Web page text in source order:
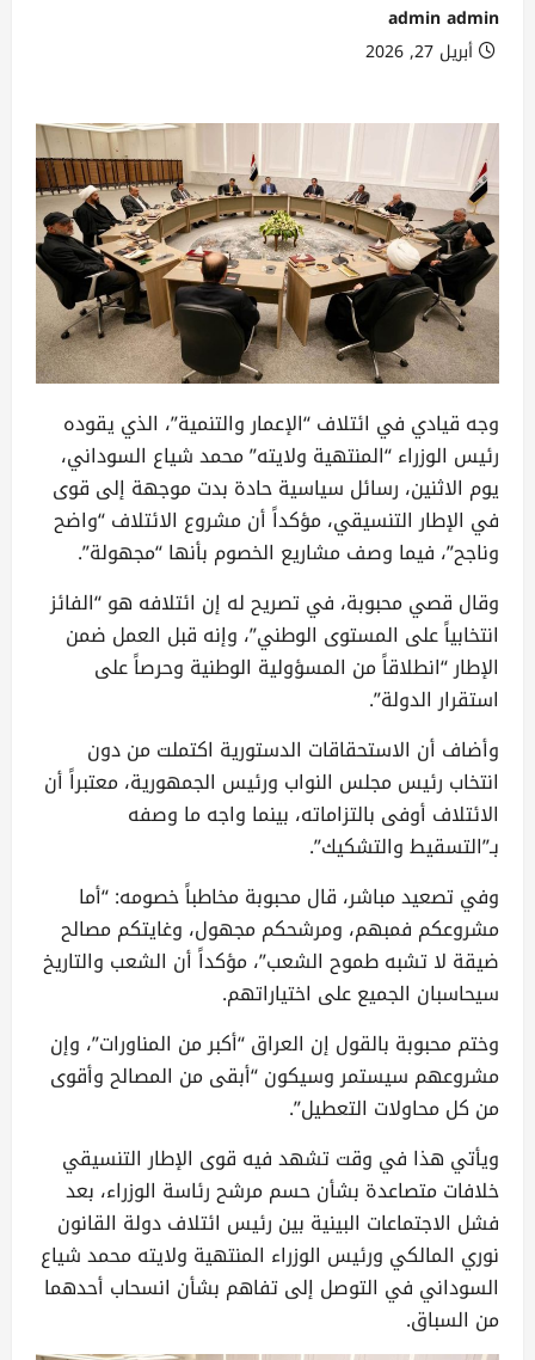
admin admin
أبريل 27, 2026
وجه قيادي في ائتلاف “الإعمار والتنمية”، الذي يقوده
رئيس الوزراء “المنتهية ولايته” محمد شياع السوداني،
يوم الاثنين، رسائل سياسية حادة بدت موجهة إلى قوى
في الإطار التنسيقي، مؤكداً أن مشروع الائتلاف “واضح
وناجح”، فيما وصف مشاريع الخصوم بأنها “مجهولة”.
وقال قصي محبوبة، في تصريح له إن ائتلافه هو “الفائز
انتخابياً على المستوى الوطني”، وإنه قبل العمل ضمن
الإطار “انطلاقاً من المسؤولية الوطنية وحرصاً على
استقرار الدولة”.
وأضاف أن الاستحقاقات الدستورية اكتملت من دون
انتخاب رئيس مجلس النواب ورئيس الجمهورية، معتبراً أن
الائتلاف أوفى بالتزاماته، بينما واجه ما وصفه
بـ”التسقيط والتشكيك”.
وفي تصعيد مباشر، قال محبوبة مخاطباً خصومه: “أما
مشروعكم فمبهم، ومرشحكم مجهول، وغايتكم مصالح
ضيقة لا تشبه طموح الشعب”، مؤكداً أن الشعب والتاريخ
سيحاسبان الجميع على اختياراتهم.
وختم محبوبة بالقول إن العراق “أكبر من المناورات”، وإن
مشروعهم سيستمر وسيكون “أبقى من المصالح وأقوى
من كل محاولات التعطيل”.
ويأتي هذا في وقت تشهد فيه قوى الإطار التنسيقي
خلافات متصاعدة بشأن حسم مرشح رئاسة الوزراء، بعد
فشل الاجتماعات البينية بين رئيس ائتلاف دولة القانون
نوري المالكي ورئيس الوزراء المنتهية ولايته محمد شياع
السوداني في التوصل إلى تفاهم بشأن انسحاب أحدهما
من السباق.